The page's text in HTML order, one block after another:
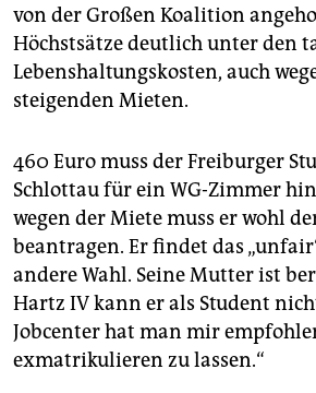
von der Großen Koalition
Höchstsätze deutlich unter den
Lebenshaltungskosten, auch
steigenden Mieten.
460 Euro muss der Freiburger
Schlottau für ein WG-Zimmer
wegen der Miete muss er wohl
beantragen. Er findet das
andere Wahl. Seine Mutter ist
Hartz IV kann er als Student
Jobcenter hat man mir
exmatrikulieren zu lassen.“